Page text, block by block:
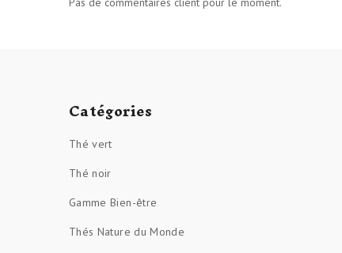
Catégories
Thé vert
Thé noir
Gamme Bien-être
Thés Nature du Monde